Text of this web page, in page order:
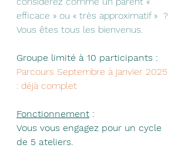
efficace » ou « très approximatif »  ?
Vous êtes tous les bienvenus.
Groupe limité à 10 participants :
Parcours Septembre à janvier 2025
: déjà complet
Fonctionnement :
Vous vous engagez pour un cycle
de 5 ateliers.